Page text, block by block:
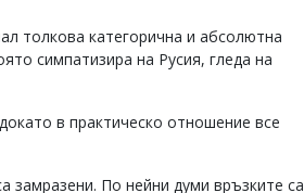
толкова категорична и абсолютна
симпатизира на Русия, гледа на
в практическо отношение все
замразени. По нейни думи връзките са